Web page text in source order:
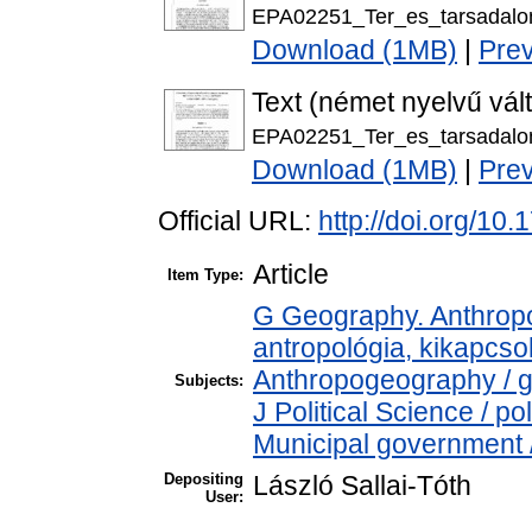
Download (1MB)
Text (német nyelvű
Download (1MB)
Official URL: http://doi.org/
Item Type: Article
Subjects:
G Geography.
antropológia,
Anthropogeography /
J Political Science /
Municipal
Depositing
User:
László Sallai-Tóth